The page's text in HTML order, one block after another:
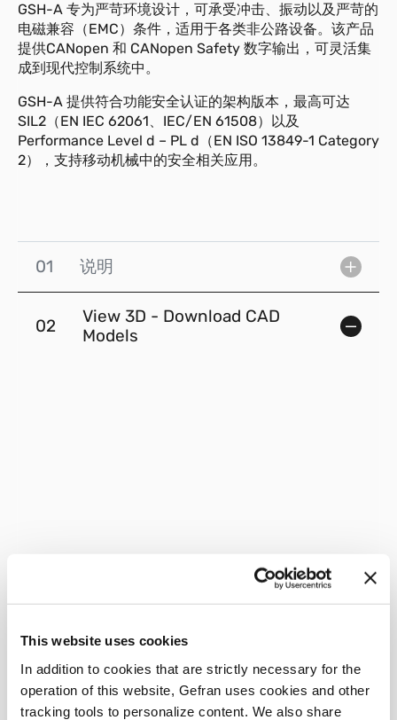
This website uses cookies
In addition to cookies that are strictly necessary for the
operation of this website, Gefran uses cookies and other
tracking tools to personalize content. We also share
GSH-A 专为严苛环境设计，可承受冲击、振动以及严苛的
电磁兼容（EMC）条件，适用于各类非公路设备。该产品
提供CANopen 和 CANopen Safety 数字输出，可灵活集
成到现代控制系统中。
GSH-A 提供符合功能安全认证的架构版本，最高可达
SIL2（EN IEC 62061、IEC/EN 61508）以及
Performance Level d – PL d（EN ISO 13849-1 Category
2），支持移动机械中的安全相关应用。
01 说明
02
View 3D - Download CAD
Models